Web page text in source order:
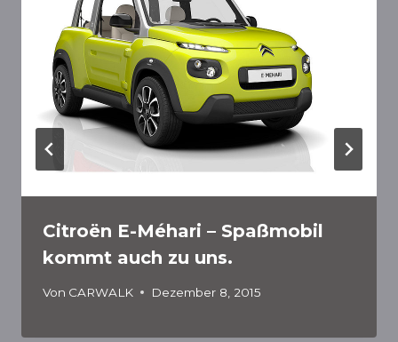
Citroën E-Méhari – Spaßmobil
kommt auch zu uns.
Von CARWALK Dezember 8, 2015